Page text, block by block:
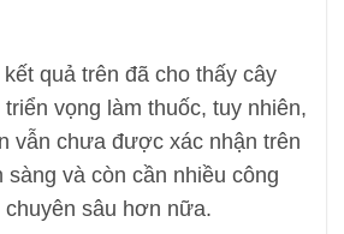
quả trên đã cho thấy cây
vọng làm thuốc, tuy nhiên,
vẫn chưa được xác nhận trên
và còn cần nhiều công
sâu hơn nữa.